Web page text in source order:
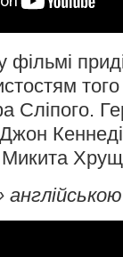
фільмі
Сліпого.
Микита